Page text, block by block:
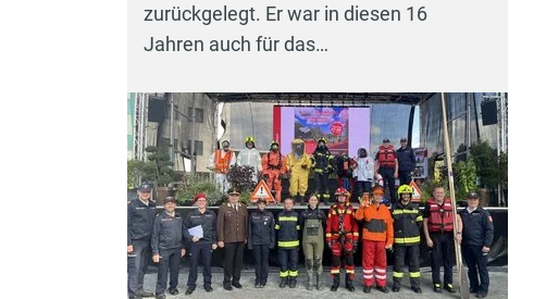
zurückgelegt. Er war in diesen 16
Jahren auch für das…